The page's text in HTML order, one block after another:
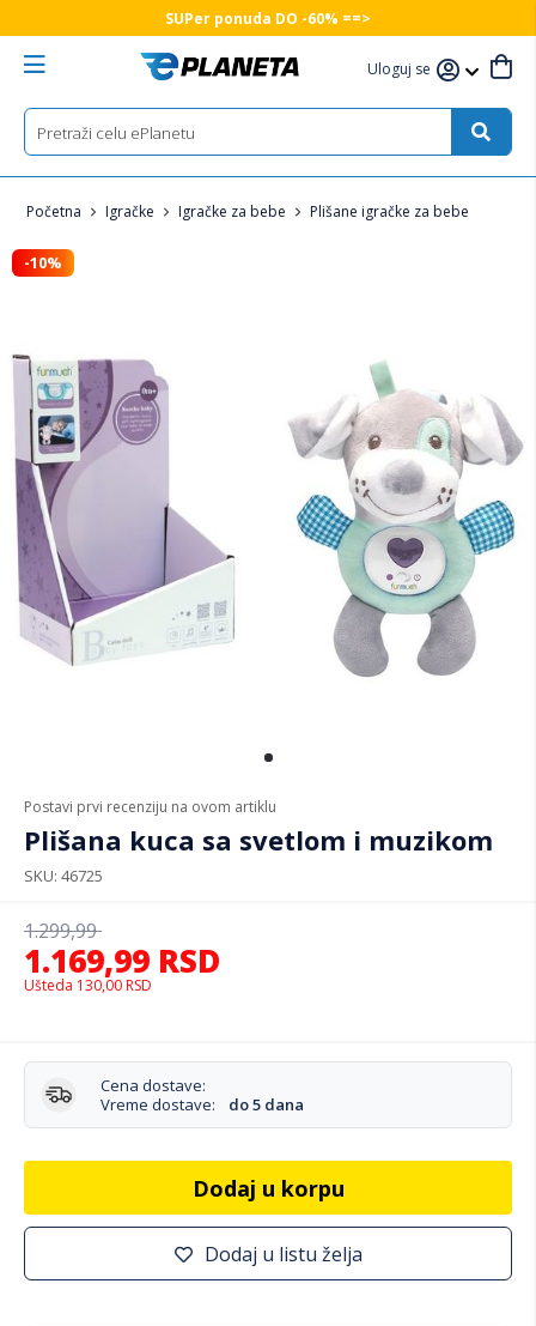
SUPer ponuda DO -60% ==>
Uloguj se
Početna Igračke Igračke za bebe Plišane igračke za bebe
Postavi prvi recenziju na ovom artiklu
Plišana kuca sa svetlom i muzikom
SKU 46725
1.169,99 RSD
1.299,99
Ušteda 130,00 RSD
Cena dostave:
Vreme dostave:
do 5 dana
Dodaj u korpu
Dodaj u listu želja
-10%